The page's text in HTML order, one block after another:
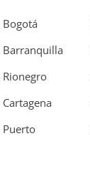
Barranquilla
Puerto